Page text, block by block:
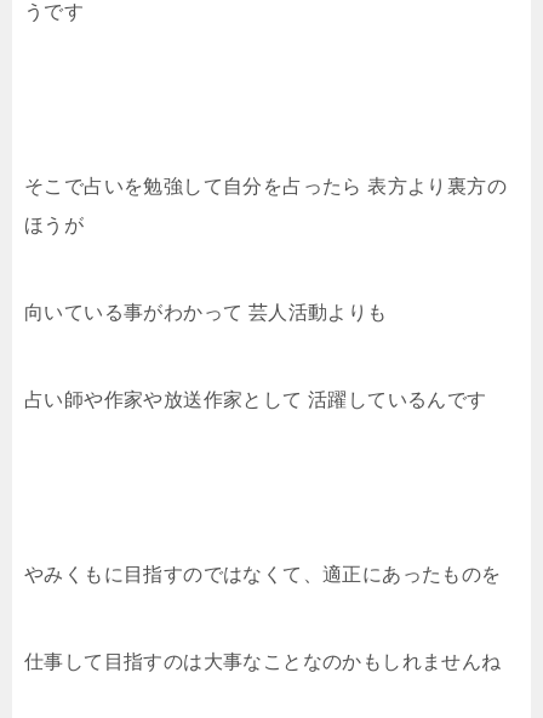
うです
そこで占いを勉強して自分を占ったら 表方より裏方の
ほうが
向いている事がわかって 芸人活動よりも
占い師や作家や放送作家として 活躍しているんです
やみくもに目指すのではなくて、適正にあったものを
仕事して目指すのは大事なことなのかもしれませんね